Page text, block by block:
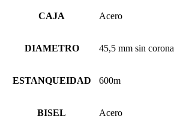
CAJA Acero
DIAMETRO 45,5 mm sin corona
ESTANQUEIDAD 600m
BISEL Acero